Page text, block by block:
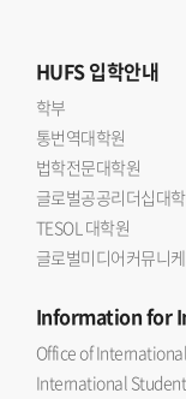
HUFS입학안내
학부
통번역대학원
법학전문대학원
글로벌공공리더십대
TESOL 대학원
글로벌미디어커뮤니
Informationfor
Office of
International